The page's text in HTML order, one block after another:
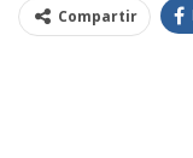
Compartir